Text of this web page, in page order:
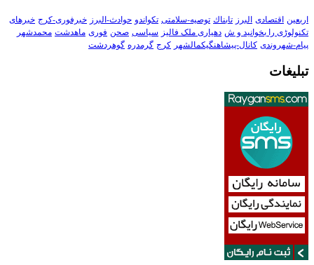
اربعین اقتصادی البرز تابناك توصیه-سلامتی تکواندو حوادث-البرز خبرفوری-کرج خبرهای
تکنولوڑی را بخوانید و ش دهیاری ملک فالیز سیاسی صحن فوری ماهدشت محمدشهر
پیام-شهروندی کانال-پیشاهنگیکمالشهر کرج گرمدره گوهردشت
تبلیغات